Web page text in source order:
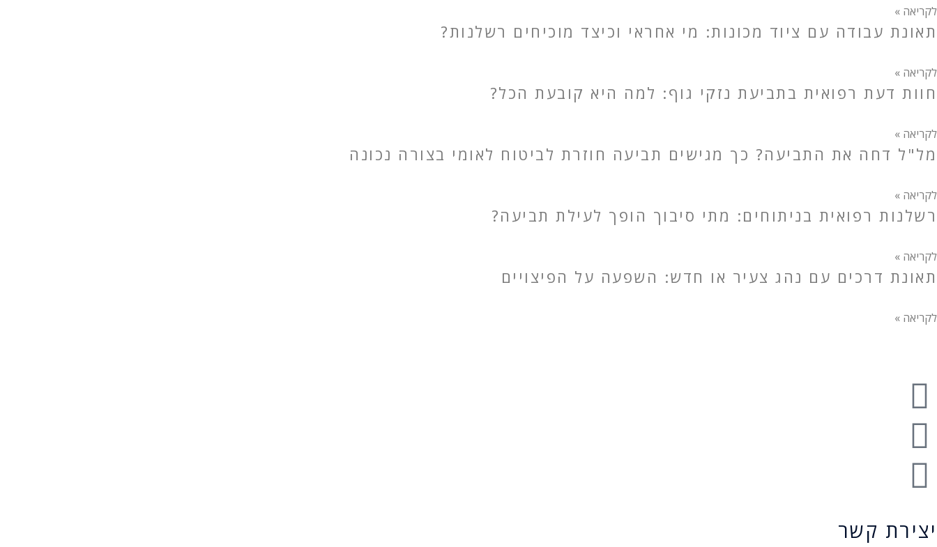
לקריאה »
תאונת עבודה עם ציוד מכונות: מי אחראי וכיצד מוכיחים רשלנות?
לקריאה »
חוות דעת רפואית בתביעת נזקי גוף: למה היא קובעת הכל?
לקריאה »
מל"ל דחה את התביעה? כך מגישים תביעה חוזרת לביטוח לאומי בצורה נכונה
לקריאה »
רשלנות רפואית בניתוחים: מתי סיבוך הופך לעילת תביעה?
לקריאה »
תאונת דרכים עם נהג צעיר או חדש: השפעה על הפיצויים
לקריאה »
יצירת קשר